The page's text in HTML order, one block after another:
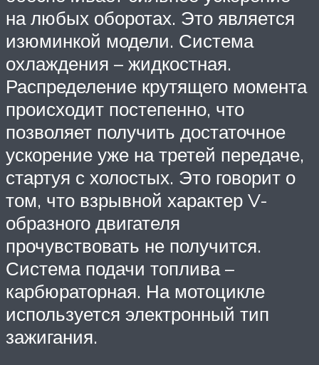
на любых оборотах. Это является
изюминкой модели. Система
охлаждения – жидкостная.
Распределение крутящего момента
происходит постепенно, что
позволяет получить достаточное
ускорение уже на третей передаче,
стартуя с холостых. Это говорит о
том, что взрывной характер V-
образного двигателя
прочувствовать не получится.
Система подачи топлива –
карбюраторная. На мотоцикле
используется электронный тип
зажигания.